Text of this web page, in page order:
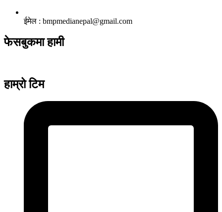
ईमेल : bmpmedianepal@gmail.com
फेसबुकमा हामी
हाम्रो टिम